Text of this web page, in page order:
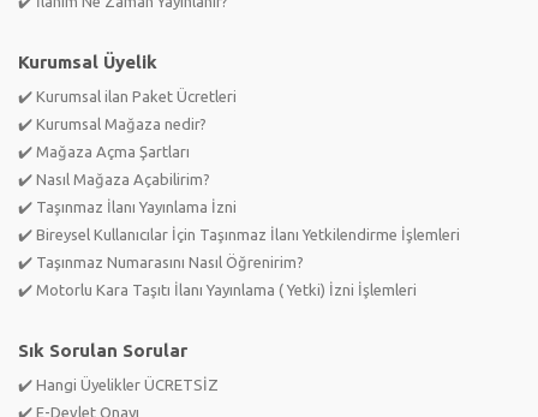
Kurumsal Üyelik
✔️ Kurumsal ilan Paket Ücretleri
✔️ Kurumsal Mağaza nedir?
✔️ Mağaza Açma Şartları
✔️ Nasıl Mağaza Açabilirim?
✔️ Taşınmaz İlanı Yayınlama İzni
✔️ Bireysel Kullanıcılar İçin Taşınmaz İlanı Yetkilendirme İşlemleri
✔️ Taşınmaz Numarasını Nasıl Öğrenirim?
✔️ Motorlu Kara Taşıtı İlanı Yayınlama ( Yetki) İzni İşlemleri
Sık Sorulan Sorular
✔️ Hangi Üyelikler ÜCRETSİZ
✔️ E-Devlet Onayı